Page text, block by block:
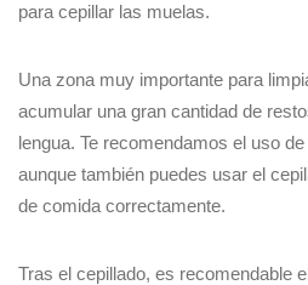
para cepillar las muelas.
Una zona muy importante para
acumular una gran cantidad de
lengua. Te recomendamos el uso
aunque también puedes usar el
de comida correctamente.
Tras el cepillado, es recomendable